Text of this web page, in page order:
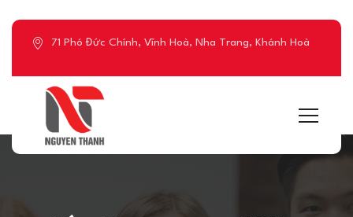
71 Phó Đức Chính, Vĩnh Hoà, Nha Trang, Khánh Hoà